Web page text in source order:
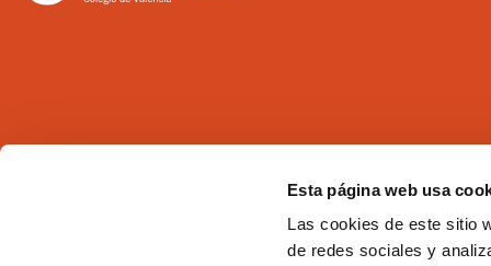
Esta página web usa
Las cookies de este sitio
de redes sociales y
Ilustre Colegio de Economistas de Valencia